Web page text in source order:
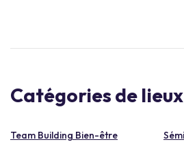
Catégories de
Team Building Bien-être